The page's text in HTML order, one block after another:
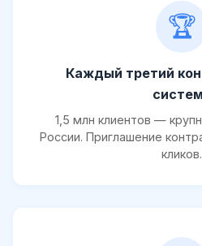
🏆
Каждый третий
1,5 млн клиентов —
России. Приглашение
кликов.